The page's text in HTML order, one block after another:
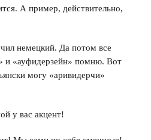
А пример, действительно,
немецкий. Да потом все
и «ауфидерзейн» помню. Вот
могу «аривидерчи»
у вас акцент!